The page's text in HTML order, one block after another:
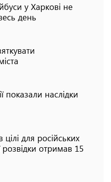
у Харкові не
день
показали наслідки
для російських
розвідки отримав 15